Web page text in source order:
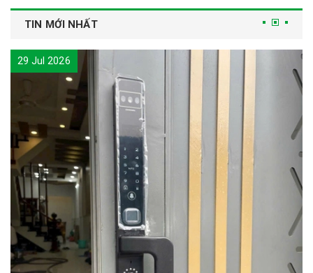
TIN MỚI NHẤT
29 Jul 2026